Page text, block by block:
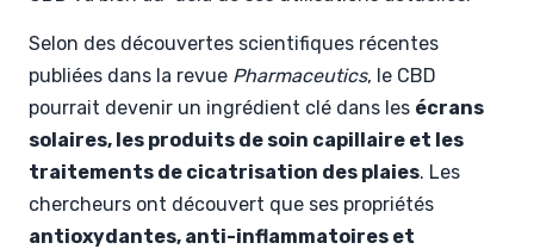
Selon des découvertes scientifiques récentes
publiées dans la revue Pharmaceutics, le CBD
pourrait devenir un ingrédient clé dans les écrans
solaires, les produits de soin capillaire et les
traitements de cicatrisation des plaies. Les
chercheurs ont découvert que ses propriétés
antioxydantes, anti-inflammatoires et